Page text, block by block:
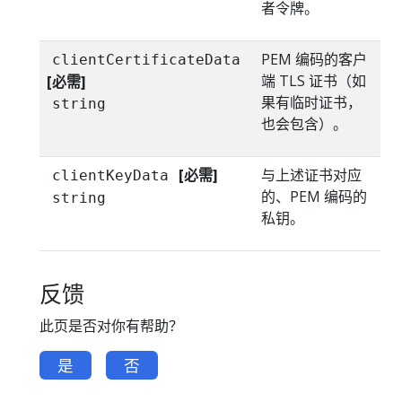
者令牌。
clientCertificateData
[必需]
string
PEM 编码的客户
端 TLS 证书（如
果有临时证书，
也会包含）。
clientKeyData [必需]
string
与上述证书对应
的、PEM 编码的
私钥。
反馈
此页是否对你有帮助？
是 否